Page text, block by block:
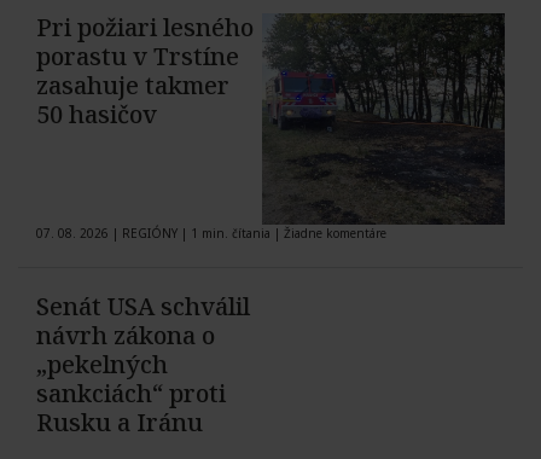
Pri požiari lesného
porastu v Trstíne
zasahuje takmer
50 hasičov
07. 08. 2026 | REGIÓNY | 1 min. čítania | Žiadne komentáre
Senát USA schválil
návrh zákona o
„pekelných
sankciách“ proti
Rusku a Iránu